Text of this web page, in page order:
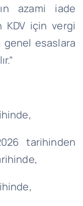
azami iade
KDV için vergi
genel esaslara
tarihinden